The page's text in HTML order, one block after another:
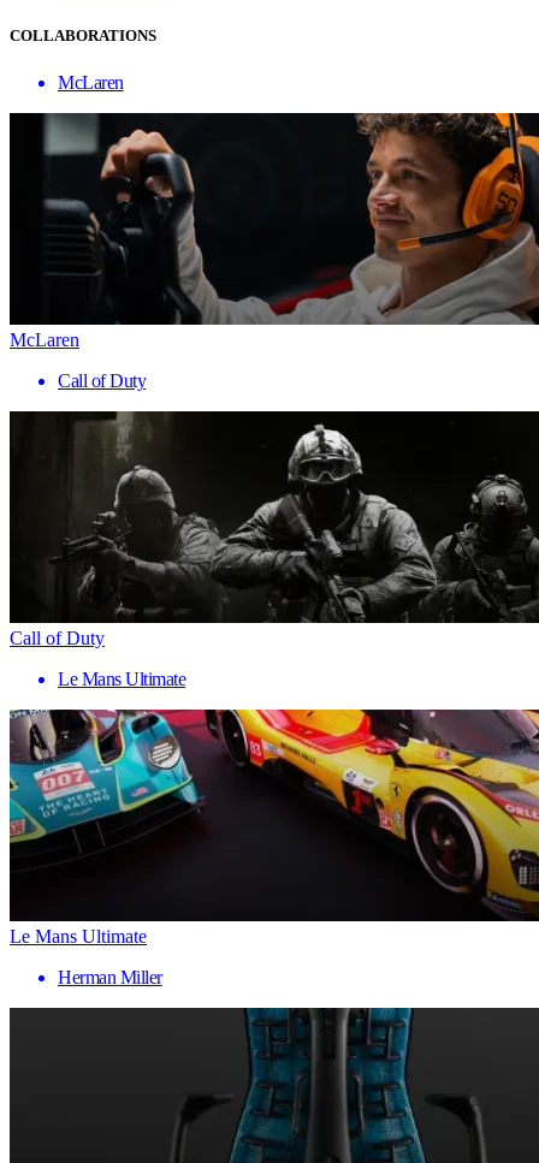
COLLABORATIONS
McLaren
McLaren
Call of Duty
Call of Duty
Le Mans Ultimate
Le Mans Ultimate
Herman Miller